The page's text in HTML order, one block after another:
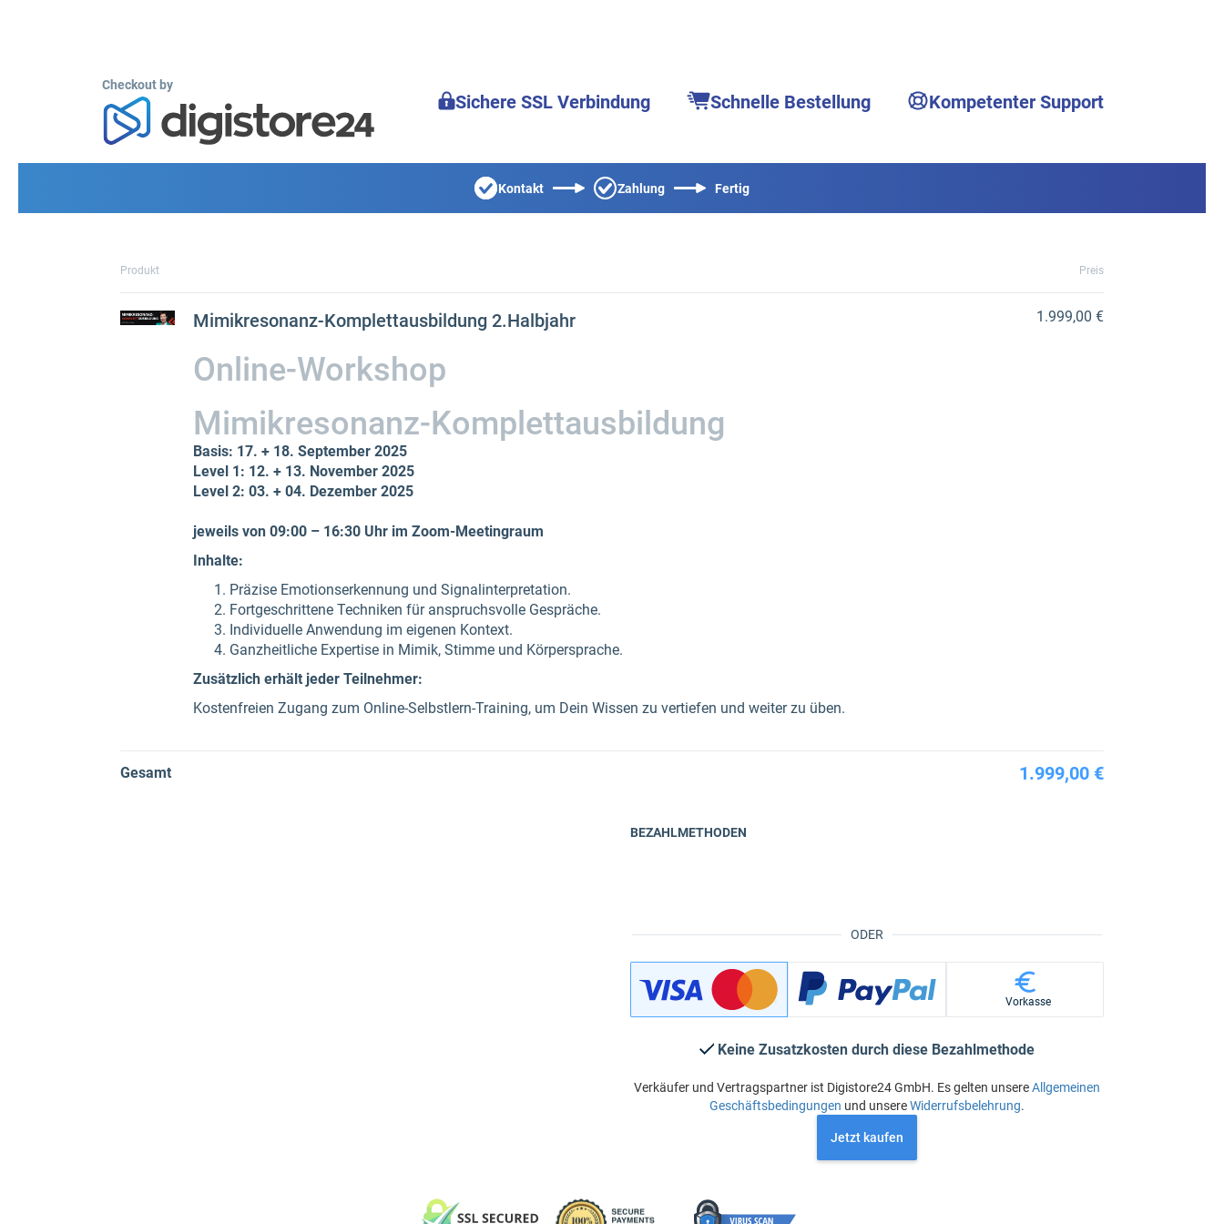
Checkout by
Sichere SSL Verbindung Schnelle Bestellung Kompetenter Support
Kontakt Zahlung Fertig
Produkt Preis
Mimikresonanz-Komplettausbildung 2.Halbjahr
Online-Workshop
Mimikresonanz-Komplettausbildung
Basis: 17. + 18. September 2025
Level 1: 12. + 13. November 2025
Level 2: 03. + 04. Dezember 2025
jeweils von 09:00 – 16:30 Uhr im Zoom-Meetingraum
Inhalte:
Präzise Emotionserkennung und Signalinterpretation.
Fortgeschrittene Techniken für anspruchsvolle Gespräche.
Individuelle Anwendung im eigenen Kontext.
Ganzheitliche Expertise in Mimik, Stimme und Körpersprache.
Zusätzlich erhält jeder Teilnehmer:
Kostenfreien Zugang zum Online-Selbstlern-Training, um Dein Wissen zu vertiefen und weiter zu üben.
1.999,00 €
Gesamt 1.999,00 €
ODER
BEZAHLMETHODEN
Vorkasse
Keine Zusatzkosten durch diese Bezahlmethode
Verkäufer und Vertragspartner ist Digistore24 GmbH. Es gelten unsereAllgemeinen
Geschäftsbedingungen und unsereWiderrufsbelehrung.
Jetzt kaufen